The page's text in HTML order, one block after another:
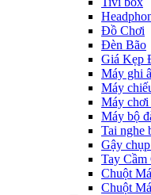
Đồ Chơi
Đèn Bão
Giá Kẹp
Máy ghi
Máy
Máy chơi
Máy bộ
Tai nghe
Gậy
Tay Cầm
Chuột
Chuột